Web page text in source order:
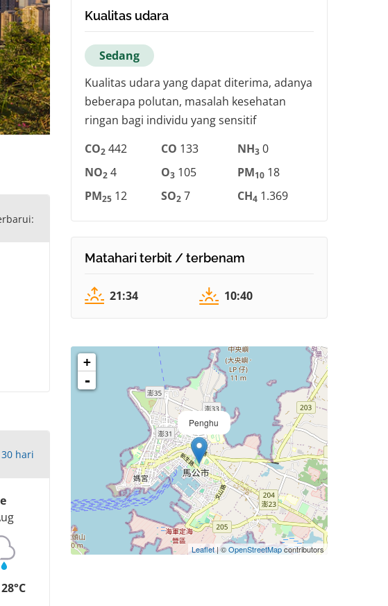
30 hari
Kualitas udara
Sedang
Kualitas udara yang dapat diterima, adanya
beberapa polutan, masalah kesehatan
ringan bagi individu yang sensitif
CO2 442 CO 133 NH3 0
NO2 4 O3 105 PM10 18
PM25 12 SO2 7 CH4 1.369
Matahari terbit / terbenam
21:34 10:40
Penghu
+
-
Leaflet| ©OpenStreetMapcontributors